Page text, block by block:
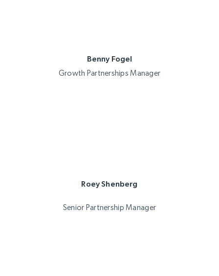
Benny Fogel
Growth Partnerships Manager
Roey Shenberg
Senior Partnership Manager